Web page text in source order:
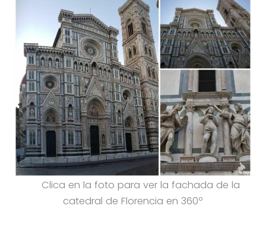
Clica en la foto para ver la fachada de la
catedral de Florencia en 360º